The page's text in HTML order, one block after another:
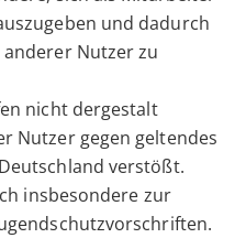
und dadurch
Nutzer zu
nicht dergestalt
Nutzer gegen geltendes
verstößt.
insbesondere zur